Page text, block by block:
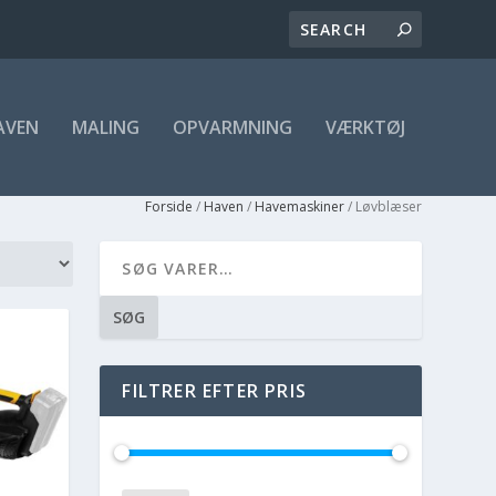
MALING OPVARMNING VÆRKTØJ
Forside / Haven / Havemaskiner/ Løvblæser
SØG
FILTRER EFTER PRIS